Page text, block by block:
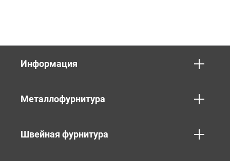
Информация
Металлофурнитура
Швейная фурнитура